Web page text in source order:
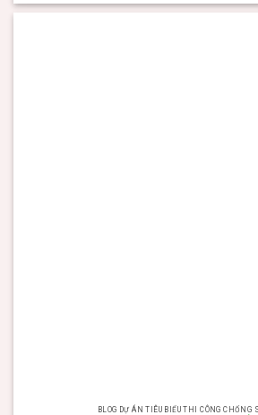
BLOG DỰ ÁN TIÊU BIỂU THI CÔNG CHỐNG